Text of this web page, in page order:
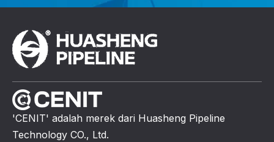
'CENIT' adalah merek dari Huasheng Pipeline
Technology CO., Ltd.